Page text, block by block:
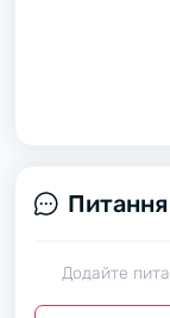
Питання
Додайте